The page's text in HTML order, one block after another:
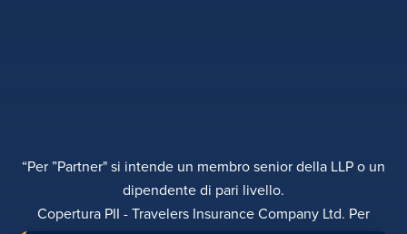
“Per ”Partner" si intende un membro senior della LLP o un
dipendente di pari livello.
Copertura PII - Travelers Insurance Company Ltd. Per